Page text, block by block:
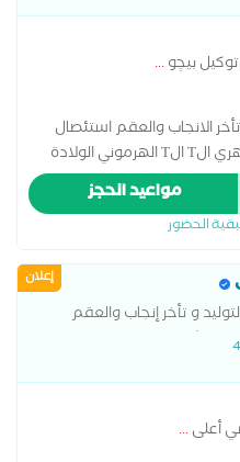
توكيل بيچو...
الانجاب والعقم استئصال
المبيض اطفال الانابيب الحقن المجهري الT الT الهرموني الولادة
الرحم ربط قناة فالوب رعاية
الابعاد سونار رباعي الابعاد
الرحم بالمنظار
مواعيد الحجز
الحضور
إعلان
و تأخر إنجاب والعقم
عين شمس و دبلومة حقن
أعلى...